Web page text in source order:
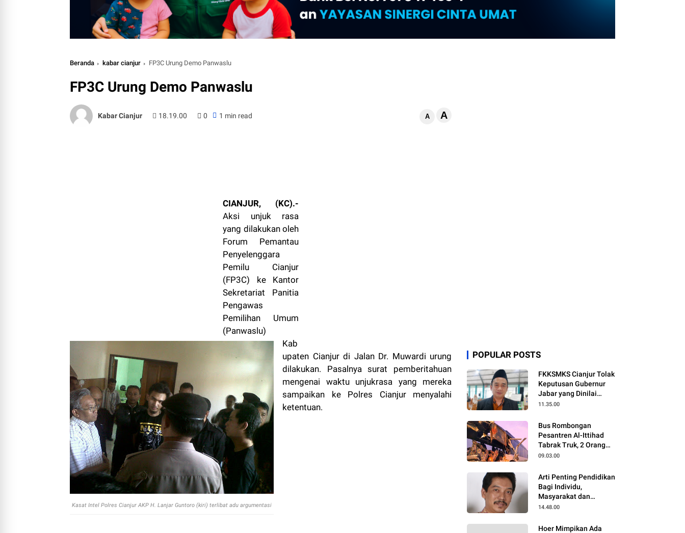
Beranda kabar cianjur FP3C Urung Demo Panwaslu
FP3C Urung Demo Panwaslu
Kabar Cianjur 18.19.00 0 1 min read A A
Kasat Intel Polres Cianjur AKP H. Lanjar Guntoro (kiri) terlibat adu argumentasi
CIANJUR, (KC).-
Aksi unjuk rasa
yang dilakukan oleh
Forum Pemantau
Penyelenggara
Pemilu Cianjur
(FP3C) ke Kantor
Sekretariat Panitia
Pengawas
Pemilihan Umum
(Panwaslu)
Kab
upaten Cianjur di Jalan Dr. Muwardi urung
dilakukan. Pasalnya surat pemberitahuan
mengenai waktu unjukrasa yang mereka
sampaikan ke Polres Cianjur menyalahi
ketentuan.
POPULAR POSTS
FKKSMKS Cianjur Tolak
Keputusan Gubernur
Jabar yang Dinilai
Merugikan Sekolah
11.35.00
Bus Rombongan
Pesantren Al-Ittihad
Tabrak Truk, 2 Orang
Meninggal Dunia
09.03.00
Arti Penting Pendidikan
Bagi Individu,
Masyarakat dan
Negara
14.48.00
Hoer Mimpikan Ada